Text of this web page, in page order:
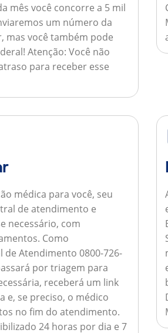
mês você concorre a 5 mil
um número da
mas você também pode
Atenção: Você não
para receber esse
médica para você, seu
de atendimento e
necessário, com
Como
de Atendimento 0800-726-
por triagem para
receberá um link
e, se preciso, o médico
no fim do atendimento.
24 horas por dia e 7